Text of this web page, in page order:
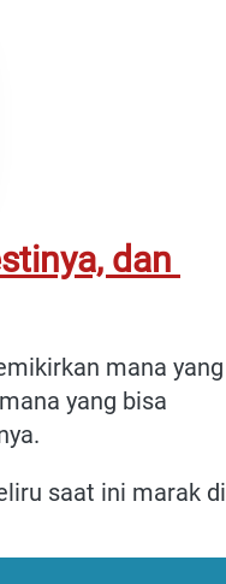
dan
mana yang
yang bisa
saat ini marak di